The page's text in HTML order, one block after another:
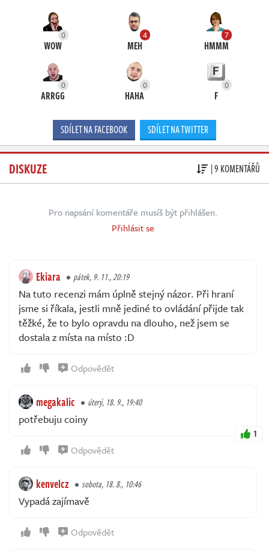
0
WOW
4
MEH
7
HMMM
0
ARRGG
0
HAHA
0
F
SDÍLET NA FACEBOOK SDÍLET NA TWITTER
DISKUZE | 9 KOMENTÁŘŮ
Pro napsání komentáře musíš být přihlášen.
Přihlásit se
Ekiara pátek, 9. 11., 20:19
Na tuto recenzi mám úplně stejný názor. Při hraní
jsme si říkala, jestli mně jediné to ovládání přijde tak
těžké, že to bylo opravdu na dlouho, než jsem se
dostala z místa na místo :D
Odpovědět
megakalic úterý, 18. 9., 19:40
potřebuju coiny
1
Odpovědět
kenvelcz sobota, 18. 8., 10:46
Vypadá zajímavě
Odpovědět